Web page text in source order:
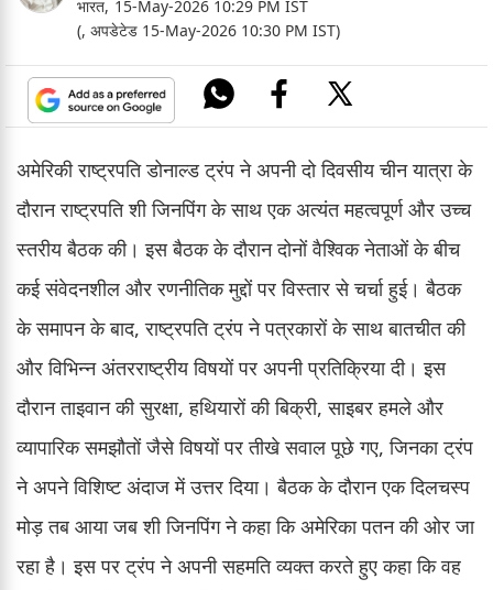
भारत, 15-May-2026 10:29 PM IST
(, अपडेटेड 15-May-2026 10:30 PM IST)
अमेरिकी राष्ट्रपति डोनाल्ड ट्रंप ने अपनी दो दिवसीय चीन यात्रा के
दौरान राष्ट्रपति शी जिनपिंग के साथ एक अत्यंत महत्वपूर्ण और उच्च
स्तरीय बैठक की। इस बैठक के दौरान दोनों वैश्विक नेताओं के बीच
कई संवेदनशील और रणनीतिक मुद्दों पर विस्तार से चर्चा हुई। बैठक
के समापन के बाद, राष्ट्रपति ट्रंप ने पत्रकारों के साथ बातचीत की
और विभिन्न अंतरराष्ट्रीय विषयों पर अपनी प्रतिक्रिया दी। इस
दौरान ताइवान की सुरक्षा, हथियारों की बिक्री, साइबर हमले और
व्यापारिक समझौतों जैसे विषयों पर तीखे सवाल पूछे गए, जिनका ट्रंप
ने अपने विशिष्ट अंदाज में उत्तर दिया। बैठक के दौरान एक दिलचस्प
मोड़ तब आया जब शी जिनपिंग ने कहा कि अमेरिका पतन की ओर जा
रहा है। इस पर ट्रंप ने अपनी सहमति व्यक्त करते हुए कहा कि वह